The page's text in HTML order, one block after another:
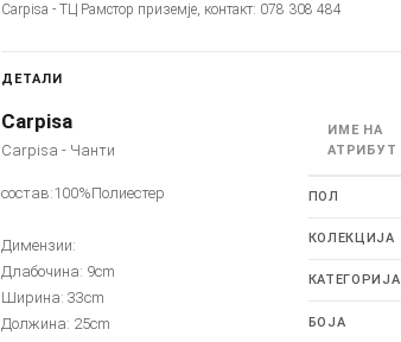
Carpisa - ТЦ Рамстор приземје, контакт: 078 308 484
ДЕТАЛИ
Carpisa
Carpisa - Чанти
состав:100%Полиестер
Димензии:
Длабочина: 9cm
Ширина: 33cm
Должина: 25cm
ИМЕ НА
АТРИБУТ
ПОЛ
КОЛЕКЦИЈА
КАТЕГОРИЈА
БОЈА